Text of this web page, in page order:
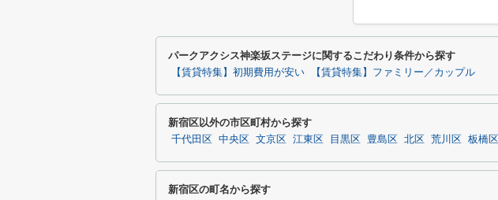
パークアクシス神楽坂ステージに関するこだわり条件から探す
【賃貸特集】初期費用が安い 【賃貸特集】ファミリー／カップル
新宿区以外の市区町村から探す
千代田区 中央区 文京区 江東区 目黒区 豊島区 北区 荒川区 板橋区
新宿区の町名から探す